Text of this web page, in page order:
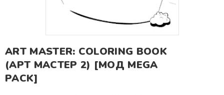
ART MASTER: COLORING BOOK
(АРТ МАСТЕР 2) [МОД MEGA
PACK]